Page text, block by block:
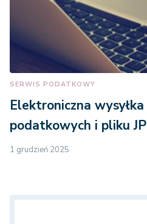
SERWIS PODATKOWY
Elektroniczna
podatkowych i pliku
1 grudzień 2025